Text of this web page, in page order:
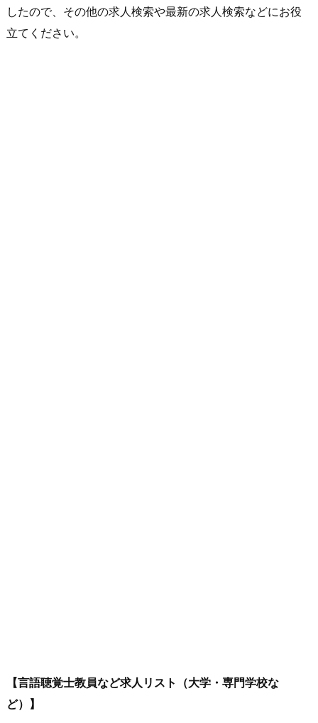
したので、その他の求人検索や最新の求人検索などにお役
立てください。
【言語聴覚士教員など求人リスト（大学・専門学校な
ど）】